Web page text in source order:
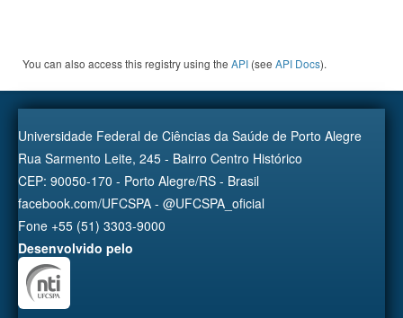
You can also access this registry using the API (see API Docs).
Universidade Federal de Ciências da Saúde de Porto Alegre
Rua Sarmento Leite, 245 - Bairro Centro Histórico
CEP: 90050-170 - Porto Alegre/RS - Brasil
facebook.com/UFCSPA - @UFCSPA_oficial
Fone +55 (51) 3303-9000
Desenvolvido pelo